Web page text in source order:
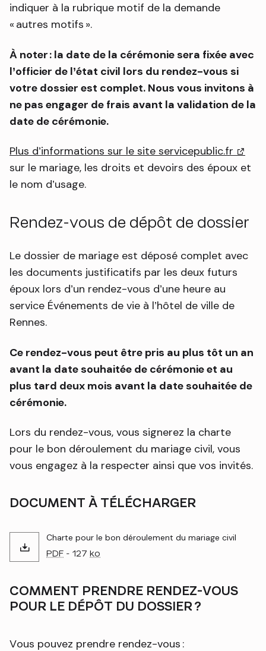
indiquer à la rubrique motif de la demande
« autres motifs ».
À noter : la date de la cérémonie sera fixée avec
l’officier de l’état civil lors du rendez-vous si
votre dossier est complet. Nous vous invitons à
ne pas engager de frais avant la validation de la
date de cérémonie.
Plus d’informations sur le site servicepublic.fr (lien
sur le mariage, les droits et devoirs des époux et
le nom d’usage.
Rendez-vous de dépôt de dossier
Le dossier de mariage est déposé complet avec
les documents justificatifs par les deux futurs
époux lors d’un rendez-vous d’une heure au
service Événements de vie à l’hôtel de ville de
Rennes.
Ce rendez-vous peut être pris au plus tôt un an
avant la date souhaitée de cérémonie et au
plus tard deux mois avant la date souhaitée de
cérémonie.
Lors du rendez-vous, vous signerez la charte
pour le bon déroulement du mariage civil, vous
vous engagez à la respecter ainsi que vos invités.
DOCUMENT À TÉLÉCHARGER
Charte pour le bon déroulement du mariage civil
PDF - 127 ko
COMMENT PRENDRE RENDEZ-VOUS
POUR LE DÉPÔT DU DOSSIER ?
Vous pouvez prendre rendez-vous :